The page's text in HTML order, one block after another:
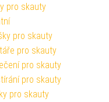
pro skauty
pro skauty
pro skauty
pro skauty
pro skauty
pro skauty